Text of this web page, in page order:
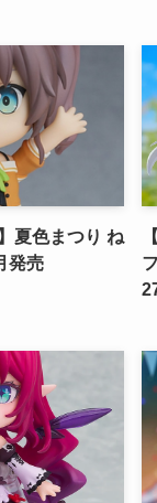
夏色まつり ね
発売